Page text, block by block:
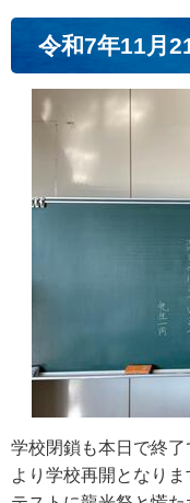
令和7年11月
学校閉鎖も本日で終了
より学校再開となりま